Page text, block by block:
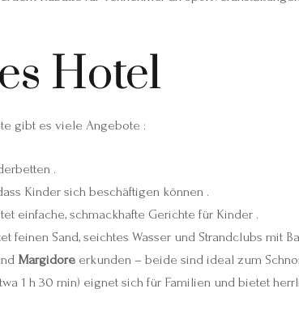
Hotel
gibt es viele Angebote :
.
Kinder sich beschäftigen können .
einfache, schmackhafte Gerichte für Kinder .
feinen Sand, seichtes Wasser und Strandclubs mit
Margidore erkunden – beide sind ideal zum
1 h 30 min) eignet sich für Familien und bietet